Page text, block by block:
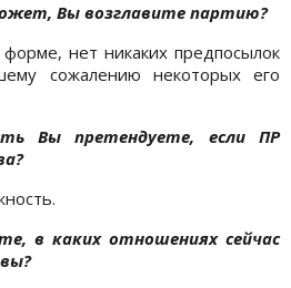
Вы возглавите партию?
нет никаких предпосылок
сожалению некоторых его
Вы претендуете, если ПР
в каких отношениях сейчас